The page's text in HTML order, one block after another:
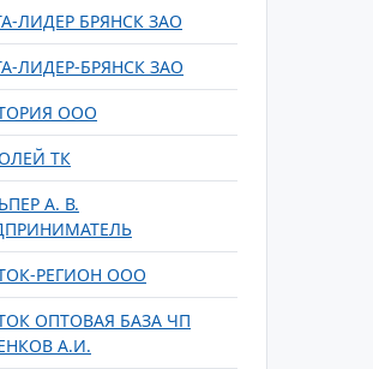
ЛИДЕР БРЯНСК ЗАО
ЛИДЕР-БРЯНСК ЗАО
ООО
ТК
А. В.
РЕГИОН ООО
ОПТОВАЯ БАЗА ЧП
А.И.